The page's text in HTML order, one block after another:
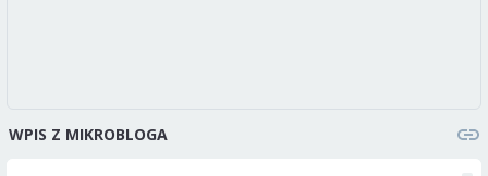
WPIS Z MIKROBLOGA